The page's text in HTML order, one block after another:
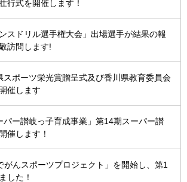
行式を開催します！
スドリル選手権大会」出場選手が結果の報
訪問します!
スポーツ栄光賞贈呈式及び香川県教育委員会
催します
パー讃岐っ子育成事業」第14期スーパー讃
催します！
がんスポーツプロジェクト」を開始し、第1
した！